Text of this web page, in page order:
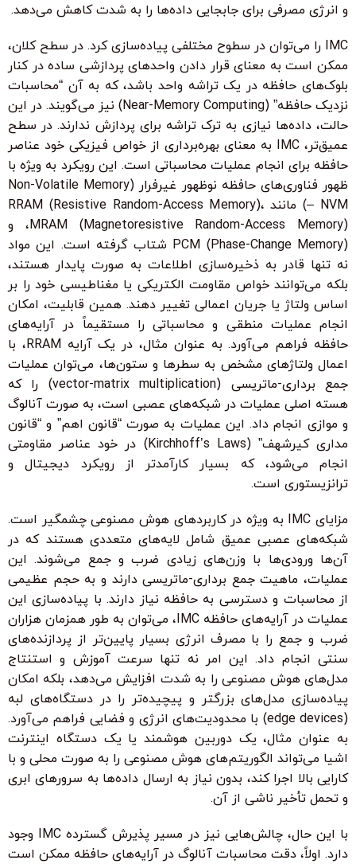
و انرژی مصرفی برای جابجایی داده‌ها را به شدت کاهش می‌دهد.
IMC را می‌توان در سطوح مختلفی پیاده‌سازی کرد. در سطح کلان،
ممکن است به معنای قرار دادن واحدهای پردازشی ساده در کنار
بلوک‌های حافظه در یک تراشه واحد باشد، که به آن “محاسبات
نزدیک حافظه” (Near-Memory Computing) نیز می‌گویند. در این
حالت، داده‌ها نیازی به ترک تراشه برای پردازش ندارند. در سطح
عمیق‌تر، IMC به معنای بهره‌برداری از خواص فیزیکی خود عناصر
حافظه برای انجام عملیات محاسباتی است. این رویکرد به ویژه با
ظهور فناوری‌های حافظه نوظهور غیرفرار (Non-Volatile Memory
– NVM) مانند RRAM (Resistive Random-Access Memory)،
MRAM (Magnetoresistive Random-Access Memory)، و
PCM (Phase-Change Memory) شتاب گرفته است. این مواد
نه تنها قادر به ذخیره‌سازی اطلاعات به صورت پایدار هستند،
بلکه می‌توانند خواص مقاومت الکتریکی یا مغناطیسی خود را بر
اساس ولتاژ یا جریان اعمالی تغییر دهند. همین قابلیت، امکان
انجام عملیات منطقی و محاسباتی را مستقیماً در آرایه‌های
حافظه فراهم می‌آورد. به عنوان مثال، در یک آرایه RRAM، با
اعمال ولتاژهای مشخص به سطرها و ستون‌ها، می‌توان عملیات
جمع برداری-ماتریسی (vector-matrix multiplication) را که
هسته اصلی عملیات در شبکه‌های عصبی است، به صورت آنالوگ
و موازی انجام داد. این عملیات به صورت “قانون اهم” و “قانون
مداری کیرشهف” (Kirchhoff’s Laws) در خود عناصر مقاومتی
انجام می‌شود، که بسیار کارآمدتر از رویکرد دیجیتال و
ترانزیستوری است.
مزایای IMC به ویژه در کاربردهای هوش مصنوعی چشمگیر است.
شبکه‌های عصبی عمیق شامل لایه‌های متعددی هستند که در
آن‌ها ورودی‌ها با وزن‌های زیادی ضرب و جمع می‌شوند. این
عملیات، ماهیت جمع برداری-ماتریسی دارند و به حجم عظیمی
از محاسبات و دسترسی به حافظه نیاز دارند. با پیاده‌سازی این
عملیات در آرایه‌های حافظه IMC، می‌توان به طور همزمان هزاران
ضرب و جمع را با مصرف انرژی بسیار پایین‌تر از پردازنده‌های
سنتی انجام داد. این امر نه تنها سرعت آموزش و استنتاج
مدل‌های هوش مصنوعی را به شدت افزایش می‌دهد، بلکه امکان
پیاده‌سازی مدل‌های بزرگتر و پیچیده‌تر را در دستگاه‌های لبه
(edge devices) با محدودیت‌های انرژی و فضایی فراهم می‌آورد.
به عنوان مثال، یک دوربین هوشمند یا یک دستگاه اینترنت
اشیا می‌تواند الگوریتم‌های هوش مصنوعی را به صورت محلی و با
کارایی بالا اجرا کند، بدون نیاز به ارسال داده‌ها به سرورهای ابری
و تحمل تأخیر ناشی از آن.
با این حال، چالش‌هایی نیز در مسیر پذیرش گسترده IMC وجود
دارد. اولاً، دقت محاسبات آنالوگ در آرایه‌های حافظه ممکن است